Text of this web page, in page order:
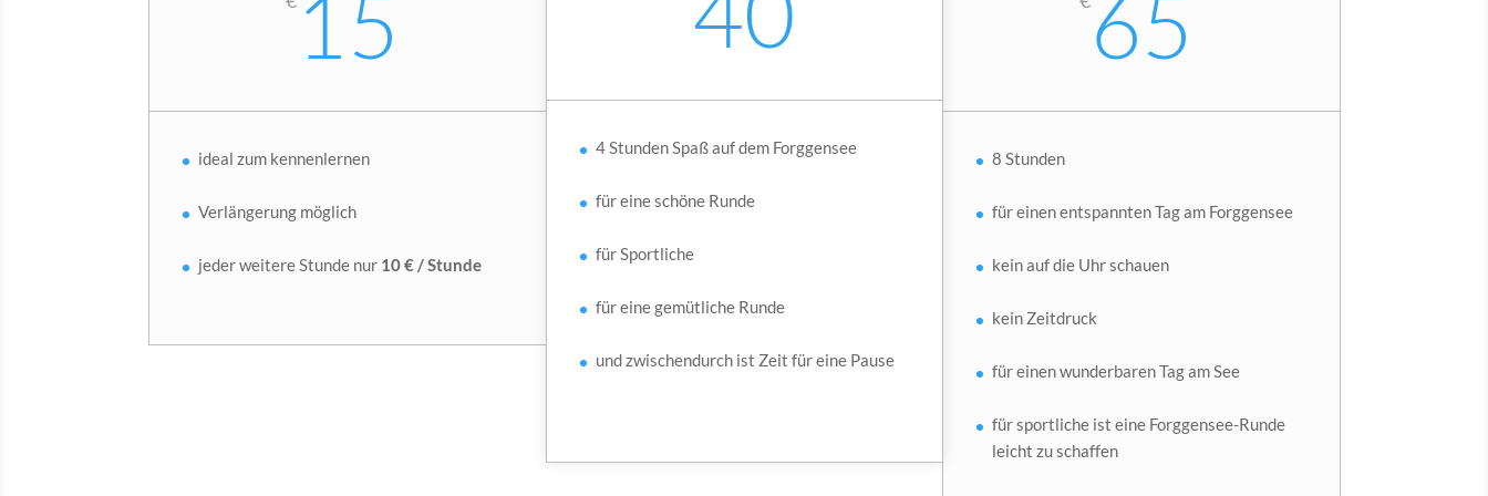
15
ideal zum kennenlernen
Verlängerung möglich
jeder weitere Stunde nur 10 € / Stunde
40
4 Stunden Spaß auf dem Forggensee
für eine schöne Runde
für Sportliche
für eine gemütliche Runde
und zwischendurch ist Zeit für eine Pause
65
8 Stunden
für einen entspannten Tag am Forggensee
kein auf die Uhr schauen
kein Zeitdruck
für einen wunderbaren Tag am See
für sportliche ist eine Forggensee-Runde
leicht zu schaffen